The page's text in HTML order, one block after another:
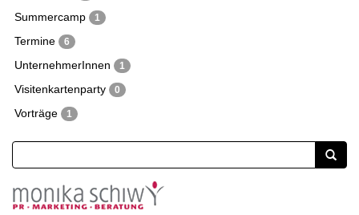
Summercamp 1
Termine 6
UnternehmerInnen 1
Visitenkartenparty 0
Vorträge 1